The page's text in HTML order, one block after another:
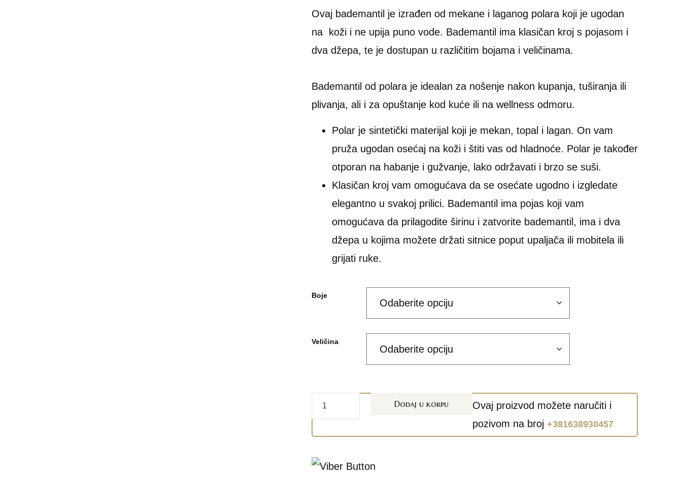
Ovaj bademantil je izrađen od mekane i laganog polara koji je ugodan
na koži i ne upija puno vode. Bademantil ima klasičan kroj s pojasom i
dva džepa, te je dostupan u različitim bojama i veličinama.
Bademantil od polara je idealan za nošenje nakon kupanja, tuširanja ili
plivanja, ali i za opuštanje kod kuće ili na wellness odmoru.
Polar je sintetički materijal koji je mekan, topal i lagan. On vam
pruža ugodan osećaj na koži i štiti vas od hladnoće. Polar je također
otporan na habanje i gužvanje, lako održavati i brzo se suši.
Klasičan kroj vam omogućava da se osećate ugodno i izgledate
elegantno u svakoj prilici. Bademantil ima pojas koji vam
omogućava da prilagodite širinu i zatvorite bademantil, ima i dva
džepa u kojima možete držati sitnice poput upaljača ili mobitela ili
grijati ruke.
Boje
Veličina
Dodaj u korpu
Ovaj proizvod možete naručiti i
pozivom na broj +381638930457